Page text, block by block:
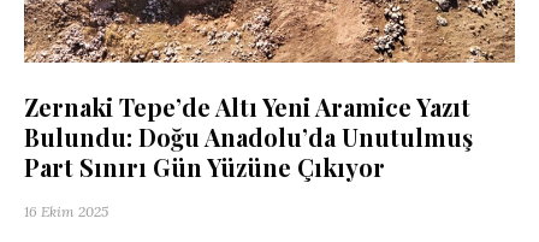
Zernaki Tepe’de Altı Yeni Aramice Yazıt
Bulundu: Doğu Anadolu’da Unutulmuş
Part Sınırı Gün Yüzüne Çıkıyor
16 Ekim 2025